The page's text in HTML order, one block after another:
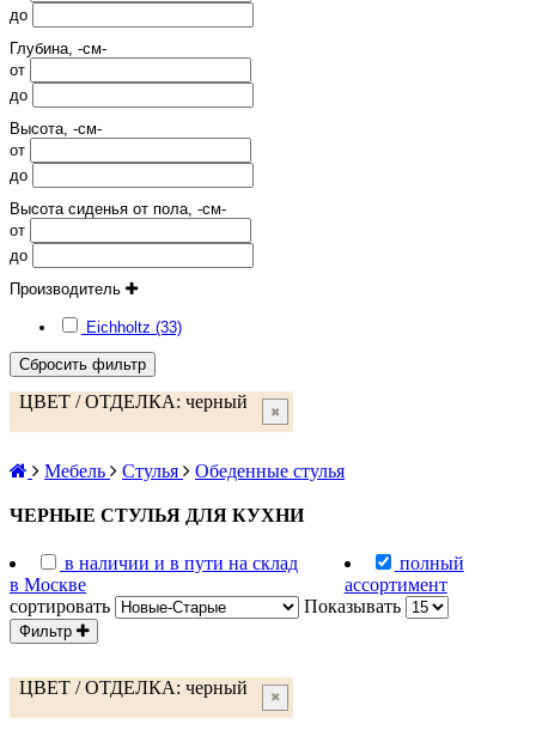
до
Глубина, -см-
от
до
Высота, -см-
от
до
Высота сиденья от пола, -см-
от
до
Производитель
Eichholtz (33)
Сбросить фильтр
ЦВЕТ / ОТДЕЛКА: черный ✖
Мебель Стулья Обеденные стулья
ЧЕРНЫЕ СТУЛЬЯ ДЛЯ КУХНИ
в наличии и в пути на склад
в Москве
полный
ассортимент
сортировать
Показывать
Фильтр
ЦВЕТ / ОТДЕЛКА: черный ✖